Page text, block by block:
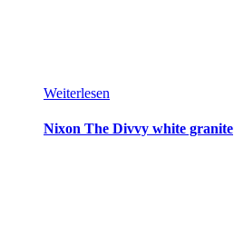
Weiterlesen
Nixon The Divvy white granite